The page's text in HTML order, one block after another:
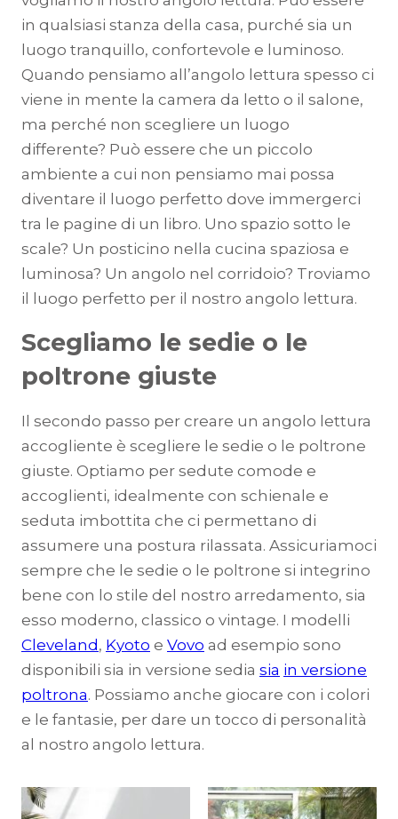
in qualsiasi stanza della casa, purché sia un
luogo tranquillo, confortevole e luminoso.
Quando pensiamo all’angolo lettura spesso ci
viene in mente la camera da letto o il salone,
ma perché non scegliere un luogo
differente? Può essere che un piccolo
ambiente a cui non pensiamo mai possa
diventare il luogo perfetto dove immergerci
tra le pagine di un libro. Uno spazio sotto le
scale? Un posticino nella cucina spaziosa e
luminosa? Un angolo nel corridoio? Troviamo
il luogo perfetto per il nostro angolo lettura.
Scegliamo le sedie o le
poltrone giuste
Il secondo passo per creare un angolo lettura
accogliente è scegliere le sedie o le poltrone
giuste. Optiamo per sedute comode e
accoglienti, idealmente con schienale e
seduta imbottita che ci permettano di
assumere una postura rilassata. Assicuriamoci
sempre che le sedie o le poltrone si integrino
bene con lo stile del nostro arredamento, sia
esso moderno, classico o vintage. I modelli
Cleveland , Kyoto e Vovo ad esempio sono
disponibili sia in versione sedia sia in versione
poltrona. Possiamo anche giocare con i colori
e le fantasie, per dare un tocco di personalità
al nostro angolo lettura.